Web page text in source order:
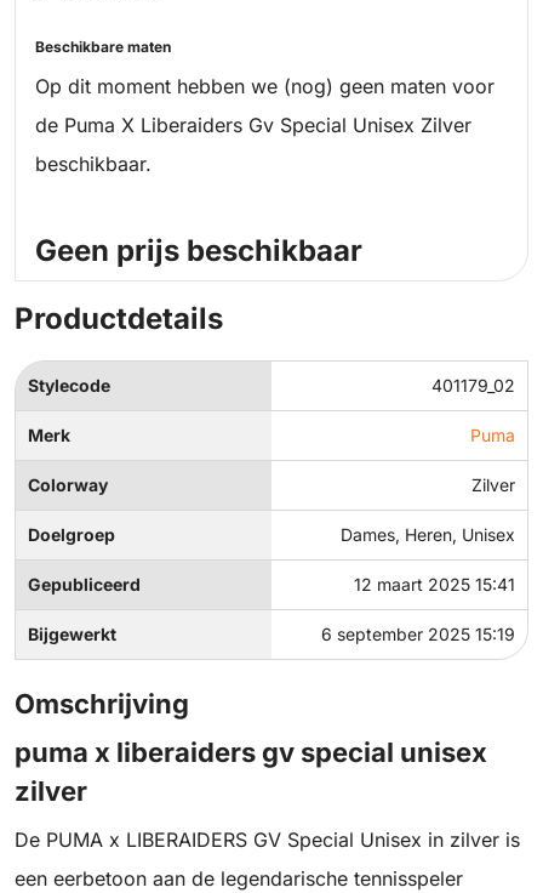
Beschikbare maten
Op dit moment hebben we (nog) geen maten voor
de Puma X Liberaiders Gv Special Unisex Zilver
beschikbaar.
Geen prijs beschikbaar
Productdetails
Stylecode 401179_02
Merk Puma
Colorway Zilver
Doelgroep Dames, Heren, Unisex
Gepubliceerd 12 maart 2025 15:41
Bijgewerkt 6 september 2025 15:19
Omschrijving
puma x liberaiders gv special unisex
zilver
De PUMA x LIBERAIDERS GV Special Unisex in zilver is
een eerbetoon aan de legendarische tennisspeler